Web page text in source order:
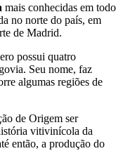
mais conhecidas em todo
no norte do país, em
de Madrid.
possui quatro
Seu nome, faz
algumas regiões de
de Origem ser
vitivinícola da
então, a produção do